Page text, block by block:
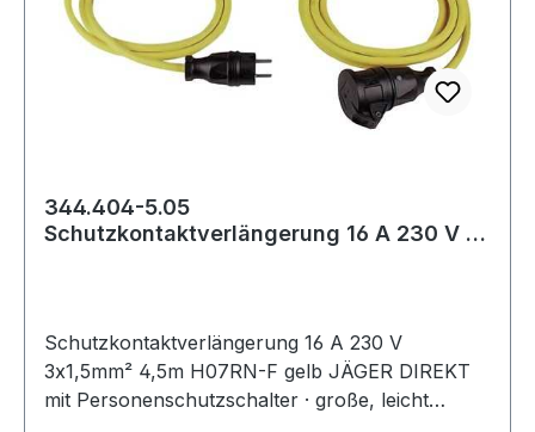
344.404-5.05
Schutzkontaktverlängerung 16 A 230 V 3
Schutzkontaktverlängerung 16 A 230 V
3x1,5mm² 4,5m H07RN-F gelb JÄGER DIREKT
mit Personenschutzschalter · große, leicht